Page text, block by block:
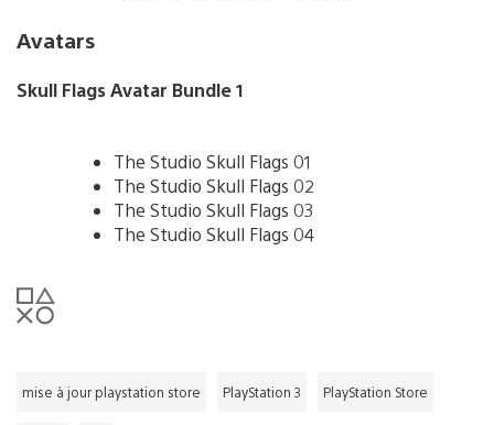
Avatars
Skull Flags Avatar Bundle 1
The Studio Skull Flags 01
The Studio Skull Flags 02
The Studio Skull Flags 03
The Studio Skull Flags 04
mise à jour playstation store PlayStation 3 PlayStation Store